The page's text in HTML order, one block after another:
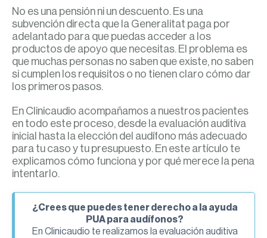
No es una pensión ni un descuento. Es una
subvención directa que la Generalitat paga por
adelantado para que puedas acceder a los
productos de apoyo que necesitas. El problema es
que muchas personas no saben que existe, no saben
si cumplen los requisitos o no tienen claro cómo dar
los primeros pasos.
En Clinicaudio acompañamos a nuestros pacientes
en todo este proceso, desde la evaluación auditiva
inicial hasta la elección del audífono más adecuado
para tu caso y tu presupuesto. En este artículo te
explicamos cómo funciona y por qué merece la pena
intentarlo.
¿Crees que puedes tener derecho a la ayuda
PUA para audífonos?
En Clinicaudio te realizamos la evaluación auditiva